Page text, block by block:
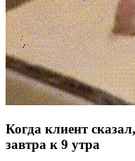
Когда клиент
завтра к 9 утра